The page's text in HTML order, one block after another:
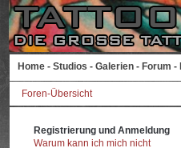
Home - Studios - Galerien - Forum -
Foren-Übersicht
Registrierung und Anmeldung
Warum kann ich mich nicht